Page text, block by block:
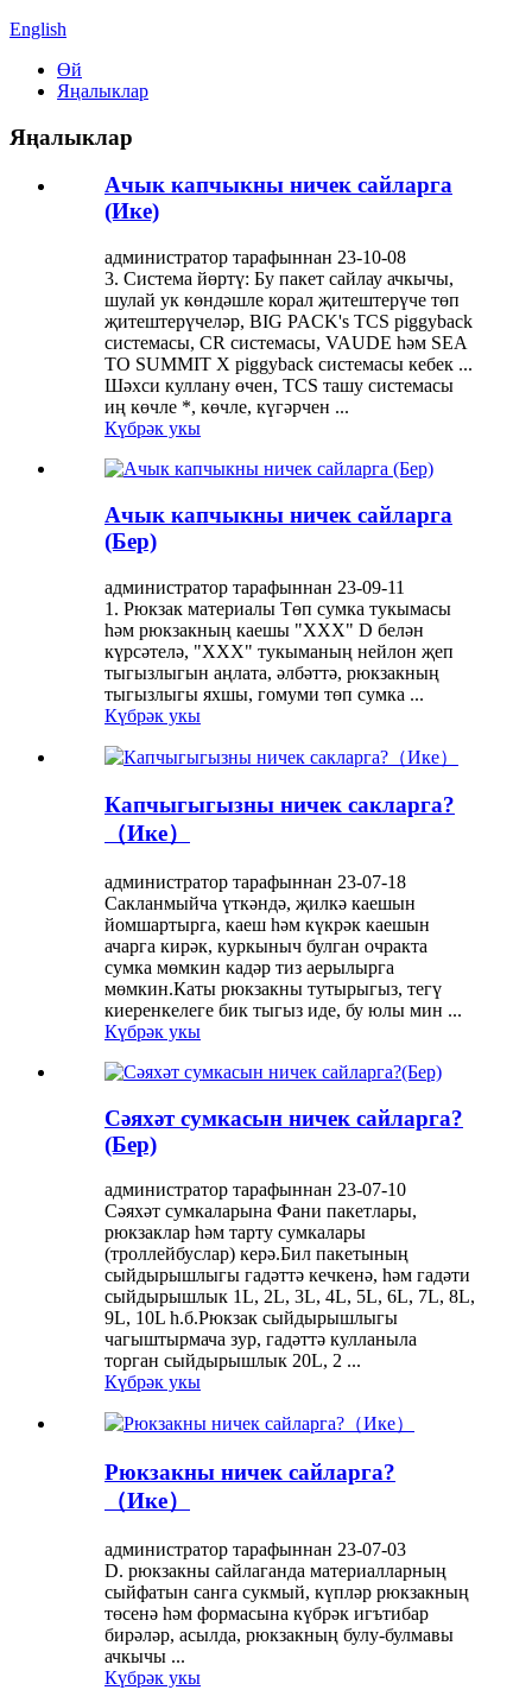
English
Өй
Яңалыклар
Яңалыклар
Ачык капчыкны ничек сайларга
(Ике)
администратор тарафыннан 23-10-08
3. Система йөртү: Бу пакет сайлау ачкычы,
шулай ук ​​көндәшле корал җитештерүче төп
җитештерүчеләр, BIG PACK's TCS piggyback
системасы, CR системасы, VAUDE һәм SEA
TO SUMMIT X piggyback системасы кебек ...
Шәхси куллану өчен, TCS ташу системасы
иң көчле *, көчле, күгәрчен ...
Күбрәк укы
Ачык капчыкны ничек сайларга
(Бер)
администратор тарафыннан 23-09-11
1. Рюкзак материалы Төп сумка тукымасы
һәм рюкзакның каешы "XXX" D белән
күрсәтелә, "XXX" тукыманың нейлон җеп
тыгызлыгын аңлата, әлбәттә, рюкзакның
тыгызлыгы яхшы, гомуми төп сумка ...
Күбрәк укы
Капчыгыгызны ничек сакларга?
（Ике）
администратор тарафыннан 23-07-18
Сакланмыйча үткәндә, җилкә каешын
йомшартырга, каеш һәм күкрәк каешын
ачарга кирәк, куркыныч булган очракта
сумка мөмкин кадәр тиз аерылырга
мөмкин.Каты рюкзакны тутырыгыз, тегү
киеренкелеге бик тыгыз иде, бу юлы мин ...
Күбрәк укы
Сәяхәт сумкасын ничек сайларга?
(Бер)
администратор тарафыннан 23-07-10
Сәяхәт сумкаларына Фани пакетлары,
рюкзаклар һәм тарту сумкалары
(троллейбуслар) керә.Бил пакетының
сыйдырышлыгы гадәттә кечкенә, һәм гадәти
сыйдырышлык 1L, 2L, 3L, 4L, 5L, 6L, 7L, 8L,
9L, 10L һ.б.Рюкзак сыйдырышлыгы
чагыштырмача зур, гадәттә кулланыла
торган сыйдырышлык 20L, 2 ...
Күбрәк укы
Рюкзакны ничек сайларга?
（Ике）
администратор тарафыннан 23-07-03
D. рюкзакны сайлаганда материалларның
сыйфатын санга сукмый, күпләр рюкзакның
төсенә һәм формасына күбрәк игътибар
бирәләр, асылда, рюкзакның булу-булмавы
ачкычы ...
Күбрәк укы